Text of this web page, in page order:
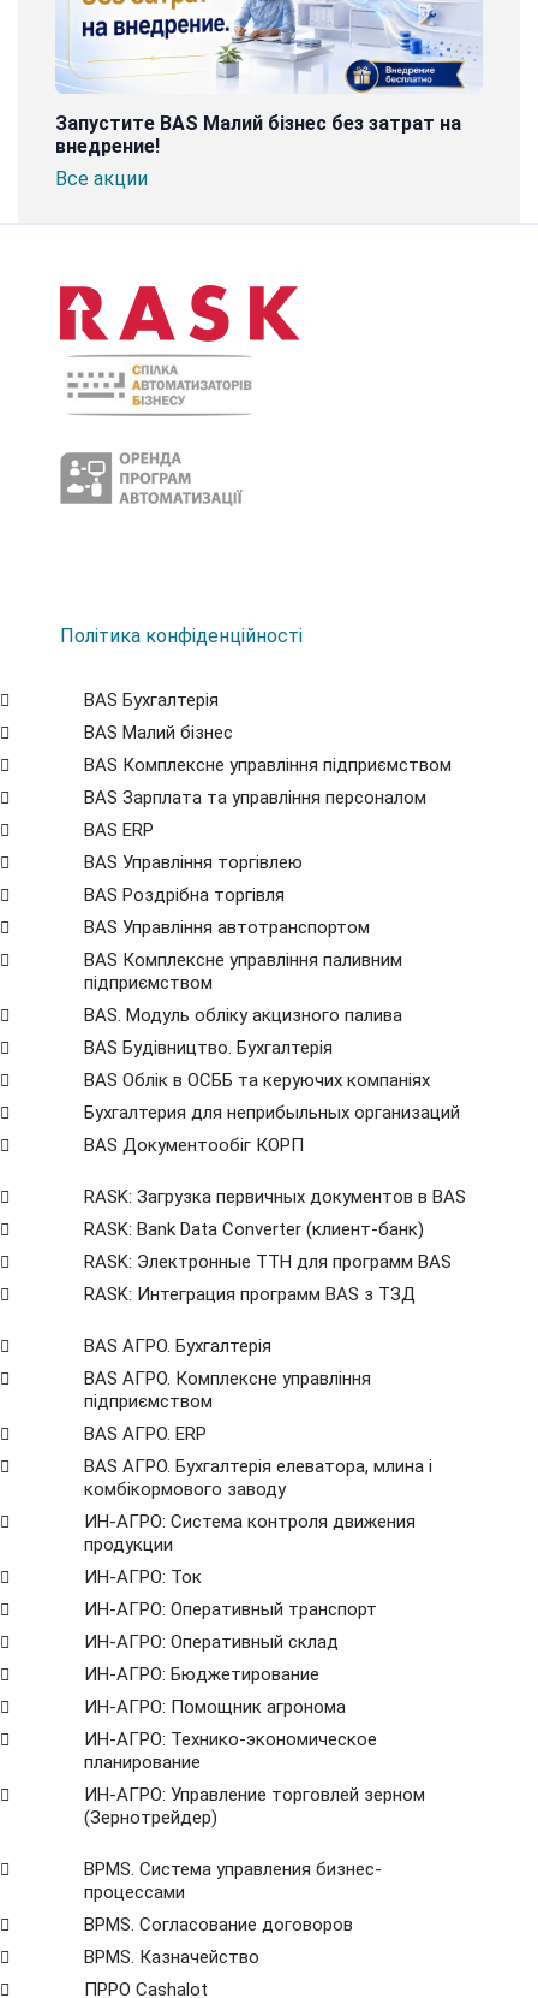
Запустите BAS Малий бізнес без затрат на
внедрение!
Все акции
Політика конфіденційності
BAS Бухгалтерія
BAS Малий бізнес
BAS Комплексне управління підприємством
BAS Зарплата та управління персоналом
BAS ERP
BAS Управління торгівлею
BAS Роздрібна торгівля
BAS Управління автотранспортом
BAS Комплексне управління паливним
підприємством
BAS. Модуль обліку акцизного палива
BAS Будівництво. Бухгалтерія
BAS Облік в ОСББ та керуючих компаніях
Бухгалтерия для неприбыльных организаций
BAS Документообіг КОРП
RASK: Загрузка первичных документов в BAS
RASK: Bank Data Сonverter (клиент-банк)
RASK: Электронные ТТН для программ BAS
RASK: Интеграция программ BAS з ТЗД
BAS АГРО. Бухгалтерія
BAS АГРО. Комплексне управління
підприємством
BAS АГРО. ERP
BAS АГРО. Бухгалтерія елеватора, млина і
комбікормового заводу
ИН-АГРО: Система контроля движения
продукции
ИН-АГРО: Ток
ИН-АГРО: Оперативный транспорт
ИН-АГРО: Оперативный склад
ИН-АГРО: Бюджетирование
ИН-АГРО: Помощник агронома
ИН-АГРО: Технико-экономическое
планирование
ИН-АГРО: Управление торговлей зерном
(Зернотрейдер)
ВРМS. Система управления бизнес-
процессами
BPMS. Согласование договоров
BPМS. Казначейство
ПРРО Cashalot